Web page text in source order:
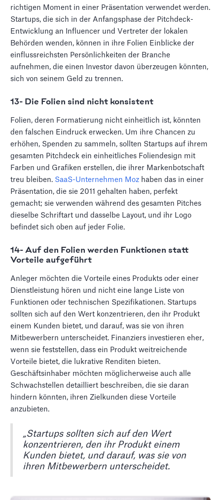
richtigen Moment in einer Präsentation verwendet werden.
Startups, die sich in der Anfangsphase der Pitchdeck-
Entwicklung an Influencer und Vertreter der lokalen
Behörden wenden, können in ihre Folien Einblicke der
einflussreichsten Persönlichkeiten der Branche
aufnehmen, die einen Investor davon überzeugen könnten,
sich von seinem Geld zu trennen.
13- Die Folien sind nicht konsistent
Folien, deren Formatierung nicht einheitlich ist, könnten
den falschen Eindruck erwecken. Um ihre Chancen zu
erhöhen, Spenden zu sammeln, sollten Startups auf ihrem
gesamten Pitchdeck ein einheitliches Foliendesign mit
Farben und Grafiken erstellen, die ihrer Markenbotschaft
treu bleiben. SaaS-Unternehmen Moz haben das in einer
Präsentation, die sie 2011 gehalten haben, perfekt
gemacht; sie verwenden während des gesamten Pitches
dieselbe Schriftart und dasselbe Layout, und ihr Logo
befindet sich oben auf jeder Folie.
14- Auf den Folien werden Funktionen statt
Vorteile aufgeführt
Anleger möchten die Vorteile eines Produkts oder einer
Dienstleistung hören und nicht eine lange Liste von
Funktionen oder technischen Spezifikationen. Startups
sollten sich auf den Wert konzentrieren, den ihr Produkt
einem Kunden bietet, und darauf, was sie von ihren
Mitbewerbern unterscheidet. Finanziers investieren eher,
wenn sie feststellen, dass ein Produkt weitreichende
Vorteile bietet, die lukrative Renditen bieten.
Geschäftsinhaber möchten möglicherweise auch alle
Schwachstellen detailliert beschreiben, die sie daran
hindern könnten, ihren Zielkunden diese Vorteile
anzubieten.
„Startups sollten sich auf den Wert
konzentrieren, den ihr Produkt einem
Kunden bietet, und darauf, was sie von
ihren Mitbewerbern unterscheidet.